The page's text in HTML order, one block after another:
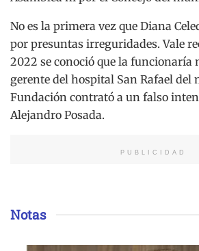
No es la primera vez que Diana
por presuntas irreguridades. Vale
2022 se conoció que la funcionaría
gerente del hospital San Rafael del
Fundación contrató a un falso
Alejandro Posada.
PUBLICIDAD
Notas